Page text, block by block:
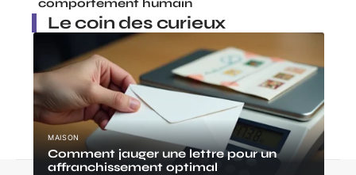
comportement humain
Le coin des curieux
MAISON
Comment jauger une lettre pour un
affranchissement optimal